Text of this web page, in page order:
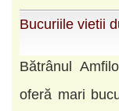
Bucuriile vietii
Bătrânul
oferă mari